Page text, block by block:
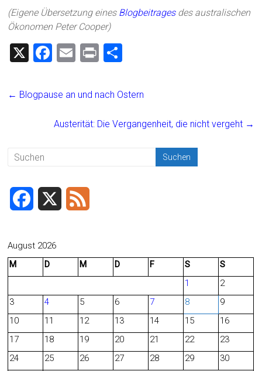
(Eigene Übersetzung eines Blogbeitragesdes australischen
Ökonomen Peter Cooper)
X
F
ce
o
E
ai
Pr
t
e
← Blogpause an und nach Ostern
Austerität: Die Vergangenheit, die nicht vergeht →
c
b
o
August 2026
M
D M D F S
S
1
2
3
4 5 6 7 8
9
10
11 12 13 14 15
16
17
18 19 20 21 22
23
24
25 26 27 28 29
30